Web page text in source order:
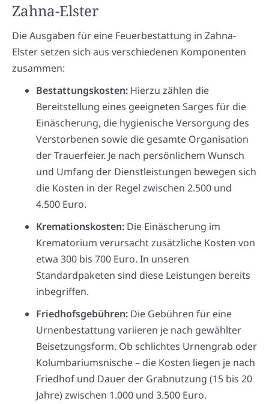
Zahna-Elster
Die Ausgaben für eine Feuerbestattung in Zahna-
Elster setzen sich aus verschiedenen Komponenten
zusammen:
Bestattungskosten: Hierzu zählen die
Bereitstellung eines geeigneten Sarges für die
Einäscherung, die hygienische Versorgung des
Verstorbenen sowie die gesamte Organisation
der Trauerfeier. Je nach persönlichem Wunsch
und Umfang der Dienstleistungen bewegen sich
die Kosten in der Regel zwischen 2.500 und
4.500 Euro.
Kremationskosten: Die Einäscherung im
Krematorium verursacht zusätzliche Kosten von
etwa 300 bis 700 Euro. In unseren
Standardpaketen sind diese Leistungen bereits
inbegriffen.
Friedhofsgebühren: Die Gebühren für eine
Urnenbestattung variieren je nach gewählter
Beisetzungsform. Ob schlichtes Urnengrab oder
Kolumbariumsnische – die Kosten liegen je nach
Friedhof und Dauer der Grabnutzung (15 bis 20
Jahre) zwischen 1.000 und 3.500 Euro.